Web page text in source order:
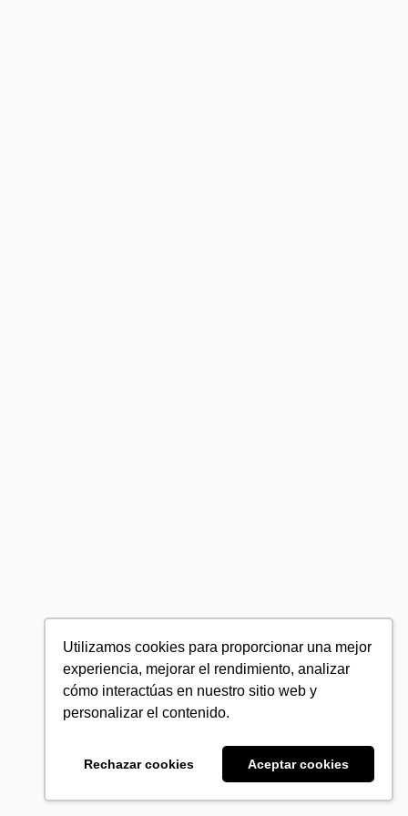
Utilizamos cookies para proporcionar una mejor
experiencia, mejorar el rendimiento, analizar
cómo interactúas en nuestro sitio web y
personalizar el contenido.
Rechazar cookies Aceptar cookies